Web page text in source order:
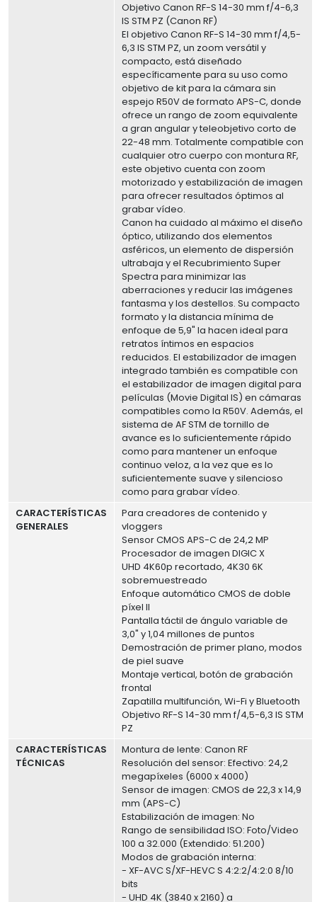
Objetivo Canon RF-S 14-30 mm f/4-6,3
IS STM PZ (Canon RF)
El objetivo Canon RF-S 14-30 mm f/4,5-
6,3 IS STM PZ, un zoom versátil y
compacto, está diseñado
específicamente para su uso como
objetivo de kit para la cámara sin
espejo R50V de formato APS-C, donde
ofrece un rango de zoom equivalente
a gran angular y teleobjetivo corto de
22-48 mm. Totalmente compatible con
cualquier otro cuerpo con montura RF,
este objetivo cuenta con zoom
motorizado y estabilización de imagen
para ofrecer resultados óptimos al
grabar vídeo.
Canon ha cuidado al máximo el diseño
óptico, utilizando dos elementos
asféricos, un elemento de dispersión
ultrabaja y el Recubrimiento Super
Spectra para minimizar las
aberraciones y reducir las imágenes
fantasma y los destellos. Su compacto
formato y la distancia mínima de
enfoque de 5,9" la hacen ideal para
retratos íntimos en espacios
reducidos. El estabilizador de imagen
integrado también es compatible con
el estabilizador de imagen digital para
películas (Movie Digital IS) en cámaras
compatibles como la R50V. Además, el
sistema de AF STM de tornillo de
avance es lo suficientemente rápido
como para mantener un enfoque
continuo veloz, a la vez que es lo
suficientemente suave y silencioso
como para grabar vídeo.
CARACTERÍSTICAS
GENERALES
Para creadores de contenido y
vloggers
Sensor CMOS APS-C de 24,2 MP
Procesador de imagen DIGIC X
UHD 4K60p recortado, 4K30 6K
sobremuestreado
Enfoque automático CMOS de doble
píxel II
Pantalla táctil de ángulo variable de
3,0" y 1,04 millones de puntos
Demostración de primer plano, modos
de piel suave
Montaje vertical, botón de grabación
frontal
Zapatilla multifunción, Wi-Fi y Bluetooth
Objetivo RF-S 14-30 mm f/4,5-6,3 IS STM
PZ
CARACTERÍSTICAS
TÉCNICAS
Montura de lente: Canon RF
Resolución del sensor: Efectivo: 24,2
megapíxeles (6000 x 4000)
Sensor de imagen: CMOS de 22,3 x 14,9
mm (APS-C)
Estabilización de imagen: No
Rango de sensibilidad ISO: Foto/Video
100 a 32.000 (Extendido: 51.200)
Modos de grabación interna:
- XF-AVC S/XF-HEVC S 4:2:2/4:2:0 8/10
bits
- UHD 4K (3840 x 2160) a